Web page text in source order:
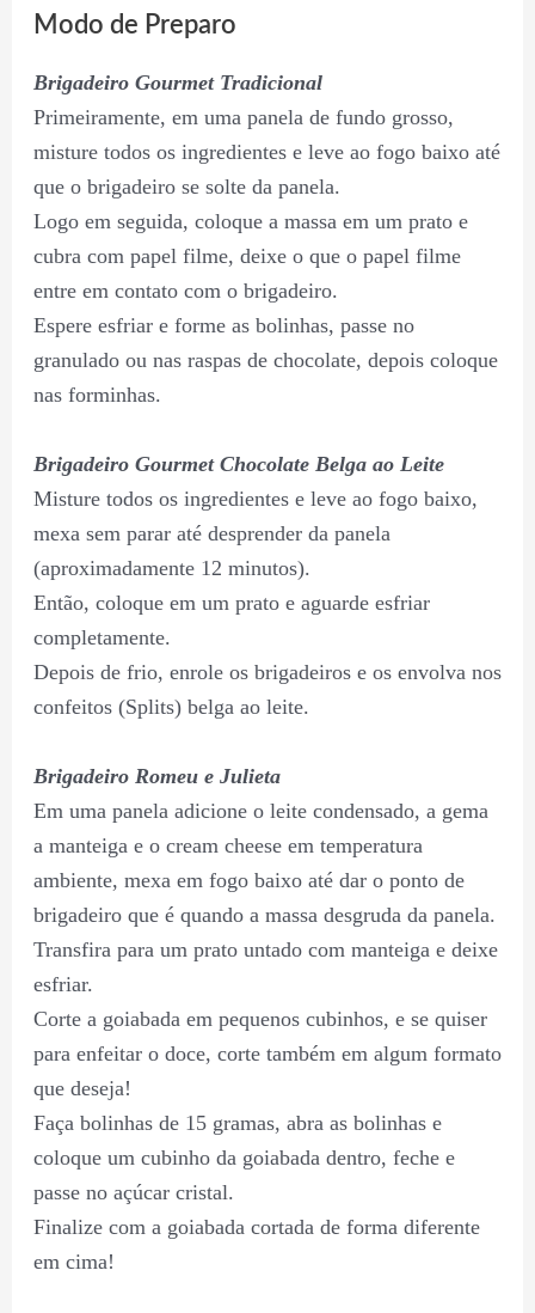
Modo de Preparo
Brigadeiro Gourmet Tradicional
Primeiramente, em uma panela de fundo grosso,
misture todos os ingredientes e leve ao fogo baixo até
que o brigadeiro se solte da panela.
Logo em seguida, coloque a massa em um prato e
cubra com papel filme, deixe o que o papel filme
entre em contato com o brigadeiro.
Espere esfriar e forme as bolinhas, passe no
granulado ou nas raspas de chocolate, depois coloque
nas forminhas.
Brigadeiro Gourmet Chocolate Belga ao Leite
Misture todos os ingredientes e leve ao fogo baixo,
mexa sem parar até desprender da panela
(aproximadamente 12 minutos).
Então, coloque em um prato e aguarde esfriar
completamente.
Depois de frio, enrole os brigadeiros e os envolva nos
confeitos (Splits) belga ao leite.
Brigadeiro Romeu e Julieta
Em uma panela adicione o leite condensado, a gema
a manteiga e o cream cheese em temperatura
ambiente, mexa em fogo baixo até dar o ponto de
brigadeiro que é quando a massa desgruda da panela.
Transfira para um prato untado com manteiga e deixe
esfriar.
Corte a goiabada em pequenos cubinhos, e se quiser
para enfeitar o doce, corte também em algum formato
que deseja!
Faça bolinhas de 15 gramas, abra as bolinhas e
coloque um cubinho da goiabada dentro, feche e
passe no açúcar cristal.
Finalize com a goiabada cortada de forma diferente
em cima!